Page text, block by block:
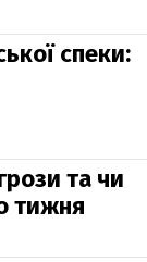
спеки:
та чи
тижня